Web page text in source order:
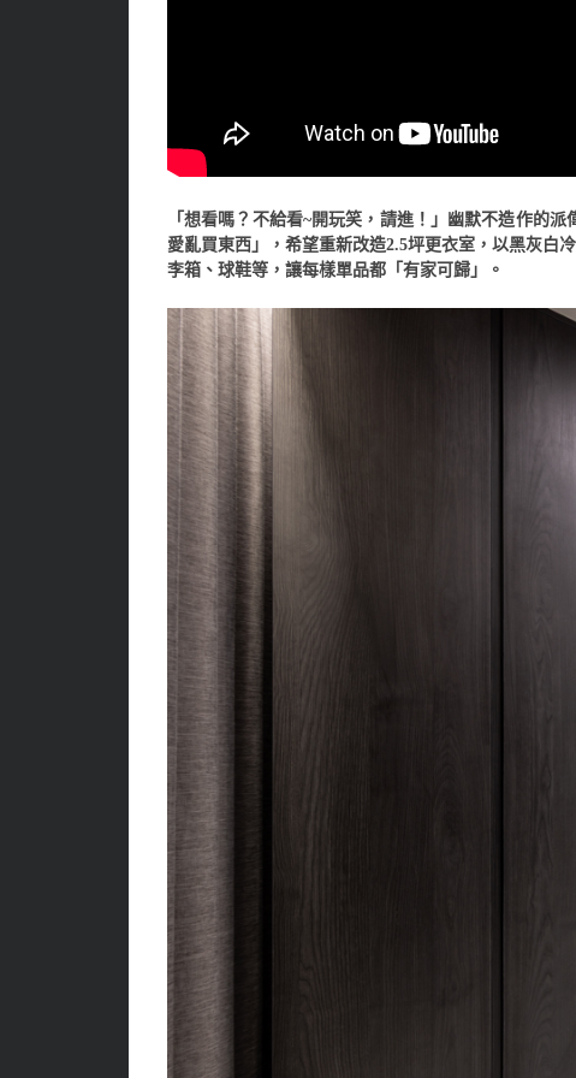
「想看嗎？不給看~開玩笑，請進！」幽默不造作的
愛亂買東西」，希望重新改造2.5坪更衣室，以黑灰白
李箱、球鞋等，讓每樣單品都「有家可歸」。